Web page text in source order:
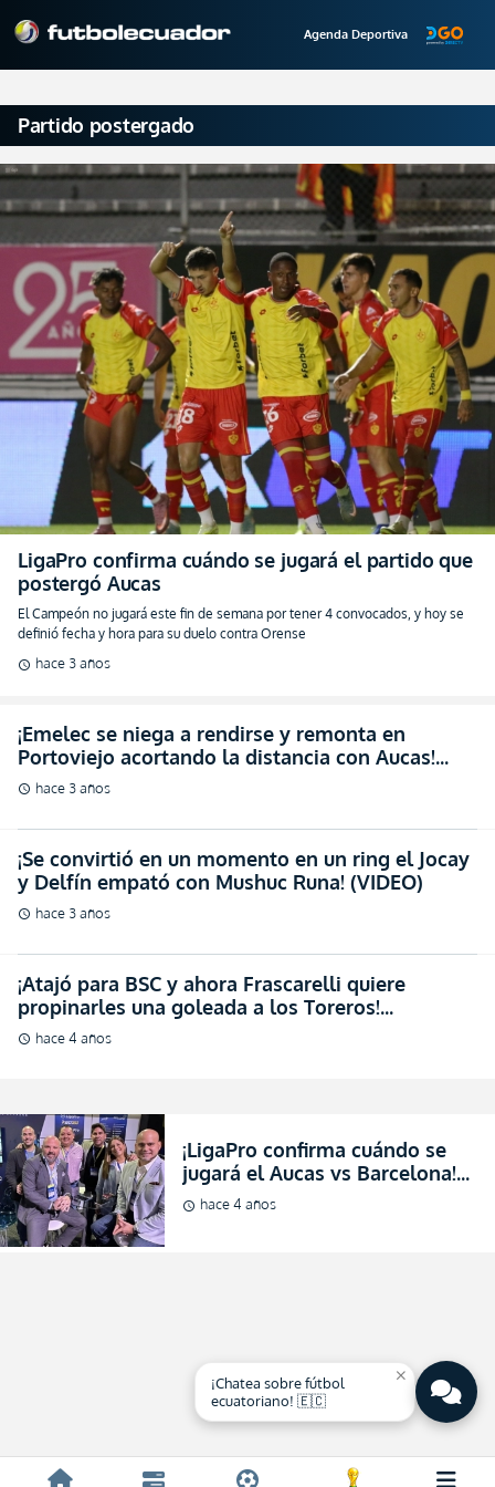
Agenda Deportiva
Partido postergado
LigaPro confirma cuándo se jugará el partido que
postergó Aucas
El Campeón no jugará este fin de semana por tener 4 convocados, y hoy se
definió fecha y hora para su duelo contra Orense
schedule hace 3 años
¡Emelec se niega a rendirse y remonta en
Portoviejo acortando la distancia con Aucas!
(RESUMEN)
schedule hace 3 años
¡Se convirtió en un momento en un ring el Jocay
y Delfín empató con Mushuc Runa! (VIDEO)
schedule hace 3 años
¡Atajó para BSC y ahora Frascarelli quiere
propinarles una goleada a los Toreros!
(ENTREVISTA)
schedule hace 4 años
¡LigaPro confirma cuándo se
jugará el Aucas vs Barcelona!
(OFICIAL)
schedule hace 4 años
close
¡Chatea sobre fútbol
ecuatoriano! 🇪🇨